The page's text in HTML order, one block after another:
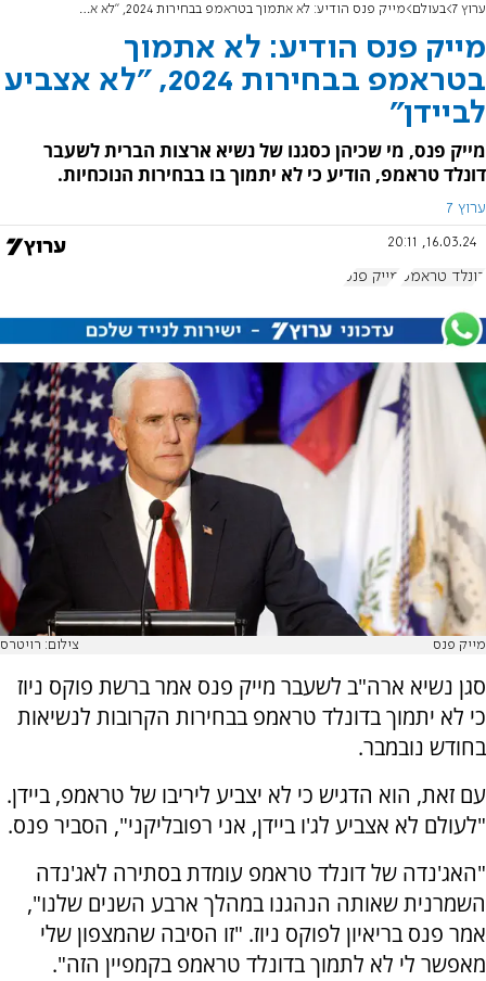
ערוץ 7 בעולם מייק פנס הודיע: לא אתמוך בטראמפ בבחירות 2024, "לא אצביע לביידן"
מייק פנס הודיע: לא אתמוך
בטראמפ בבחירות 2024, "לא אצביע
לביידן"
מייק פנס, מי שכיהן כסגנו של נשיא ארצות הברית לשעבר
דונלד טראמפ, הודיע כי לא יתמוך בו בבחירות הנוכחיות.
ערוץ 7
16.03.24, 20:11
דונלד טראמפ מייק פנס
מייק פנס צילום: רויטרס
סגן נשיא ארה"ב לשעבר מייק פנס אמר ברשת פוקס ניוז
כי לא יתמוך בדונלד טראמפ בבחירות הקרובות לנשיאות
בחודש נובמבר.
עם זאת, הוא הדגיש כי לא יצביע ליריבו של טראמפ, ביידן.
"לעולם לא אצביע לג'ו ביידן, אני רפובליקני", הסביר פנס.
"האג'נדה של דונלד טראמפ עומדת בסתירה לאג'נדה
השמרנית שאותה הנהגנו במהלך ארבע השנים שלנו",
אמר פנס בריאיון לפוקס ניוז. "זו הסיבה שהמצפון שלי
מאפשר לי לא לתמוך בדונלד טראמפ בקמפיין הזה".